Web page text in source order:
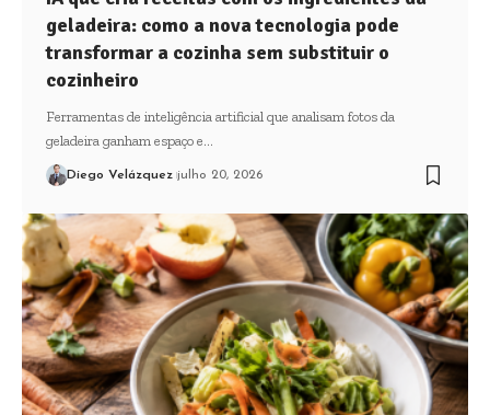
geladeira: como a nova tecnologia pode
transformar a cozinha sem substituir o
cozinheiro
Ferramentas de inteligência artificial que analisam fotos da
geladeira ganham espaço e…
Diego Velázquez julho 20, 2026